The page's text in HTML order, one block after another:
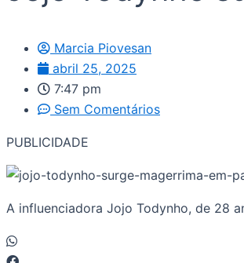
Marcia Piovesan
abril 25, 2025
7:47 pm
Sem Comentários
PUBLICIDADE
A influenciadora Jojo Todynho, de 28